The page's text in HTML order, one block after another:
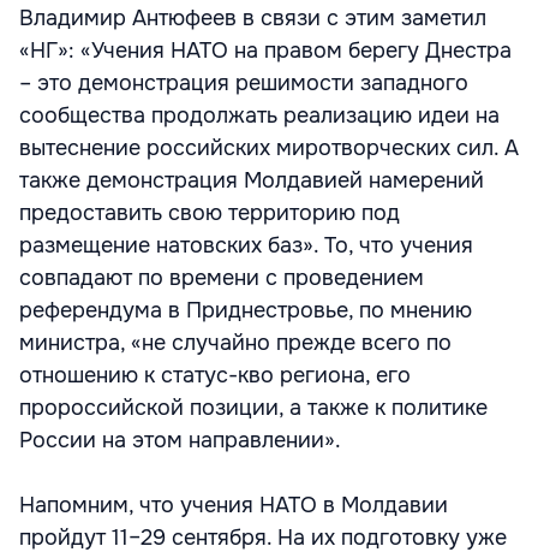
Владимир Антюфеев в связи с этим заметил
«НГ»: «Учения НАТО на правом берегу Днестра
– это демонстрация решимости западного
сообщества продолжать реализацию идеи на
вытеснение российских миротворческих сил. А
также демонстрация Молдавией намерений
предоставить свою территорию под
размещение натовских баз». То, что учения
совпадают по времени с проведением
референдума в Приднестровье, по мнению
министра, «не случайно прежде всего по
отношению к статус-кво региона, его
пророссийской позиции, а также к политике
России на этом направлении».
Напомним, что учения НАТО в Молдавии
пройдут 11–29 сентября. На их подготовку уже